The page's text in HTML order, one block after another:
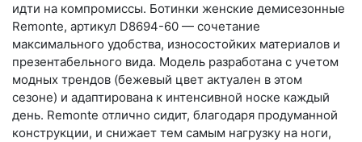
идти на компромиссы. Ботинки женские демисезонные
Remonte, артикул D8694-60 — сочетание
максимального удобства, износостойких материалов и
презентабельного вида. Модель разработана с учетом
модных трендов (бе­жевый цвет актуален в этом
сезоне) и адаптирована к интенсивной носке каждый
день. Re­mon­te отлично сидит, благодаря продуманной
конструкции, и снижает тем самым нагрузку на ноги,